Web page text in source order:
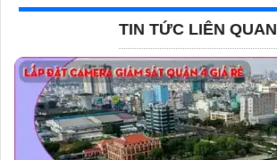
TIN TỨC LIÊN QUAN